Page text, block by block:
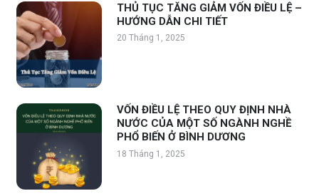
THỦ TỤC TĂNG GIẢM VỐN ĐIỀU LỆ –
HƯỚNG DẪN CHI TIẾT
20 Tháng 1, 2025
VỐN ĐIỀU LỆ THEO QUY ĐỊNH NHÀ
NƯỚC CỦA MỘT SỐ NGÀNH NGHỀ
PHỔ BIẾN Ở BÌNH DƯƠNG
18 Tháng 1, 2025